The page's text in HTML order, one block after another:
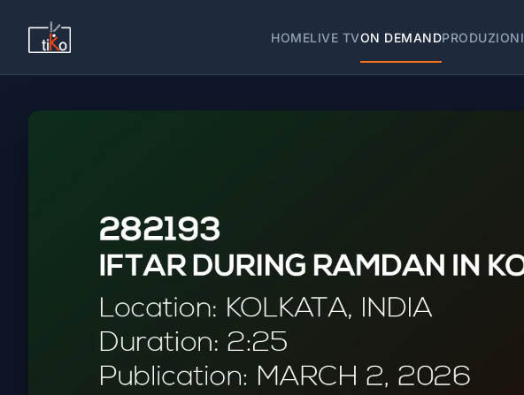
HOMELIVE TVON DEMANDPRODUZIONI